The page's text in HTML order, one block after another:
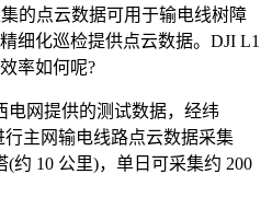
点云数据可用于输电线树障
细化巡检提供点云数据。DJI L1
率如何呢?
网提供的测试数据，经纬
行主网输电线路点云数据采集
(约 10 公里)，单日可采集约 200